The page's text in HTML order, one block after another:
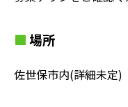
場所
佐世保市内(詳細未定)